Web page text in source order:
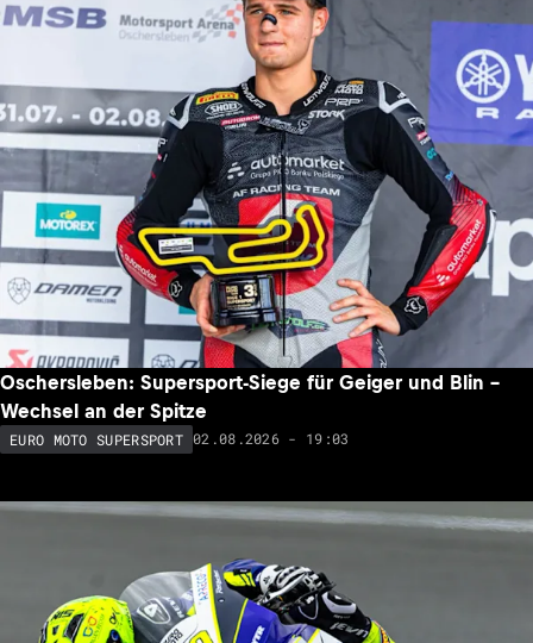
Oschersleben: Supersport-Siege für Geiger und Blin –
Wechsel an der Spitze
EURO MOTO SUPERSPORT 02.08.2026 - 19:03